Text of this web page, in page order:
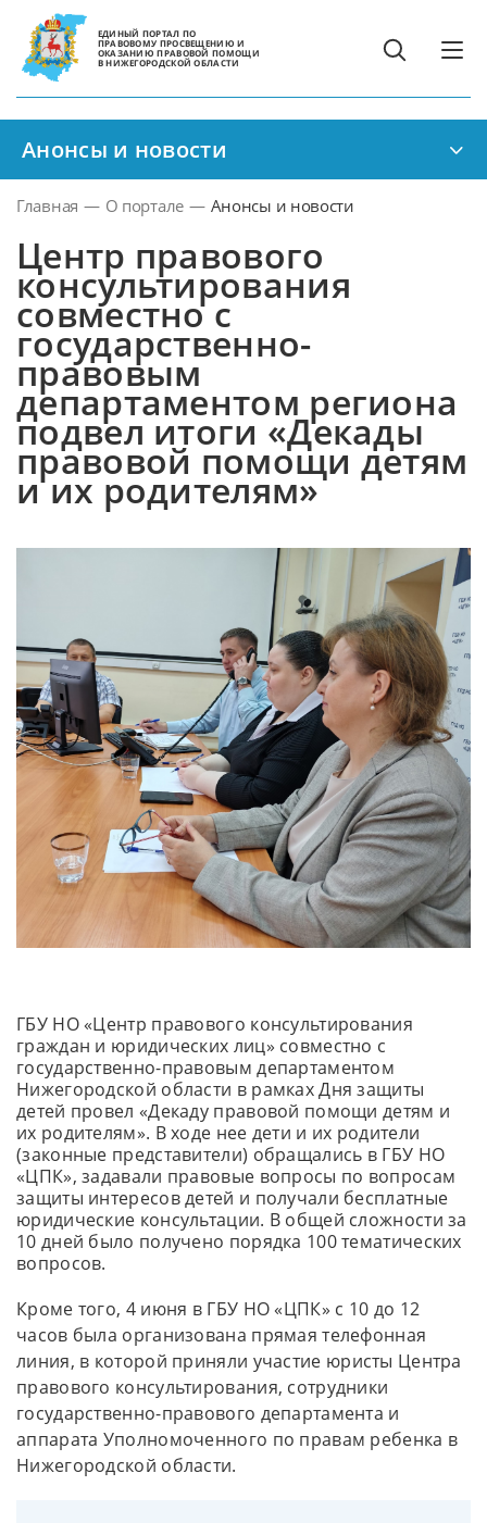
ЕДИНЫЙ ПОРТАЛ ПО
ПРАВОВОМУ ПРОСВЕЩЕНИЮ И
ОКАЗАНИЮ ПРАВОВОЙ ПОМОЩИ
В НИЖЕГОРОДСКОЙ ОБЛАСТИ
Анонсы и новости
Главная — О портале — Анонсы и новости
Центр правового
консультирования
совместно с
государственно-
правовым
департаментом региона
подвел итоги «Декады
правовой помощи детям
и их родителям»
ГБУ НО «Центр правового консультирования
граждан и юридических лиц» совместно с
государственно-правовым департаментом
Нижегородской области в рамках Дня защиты
детей провел «Декаду правовой помощи детям и
их родителям». В ходе нее дети и их родители
(законные представители) обращались в ГБУ НО
«ЦПК», задавали правовые вопросы по вопросам
защиты интересов детей и получали бесплатные
юридические консультации. В общей сложности за
10 дней было получено порядка 100 тематических
вопросов.
Кроме того, 4 июня в ГБУ НО «ЦПК» с 10 до 12
часов была организована прямая телефонная
линия, в которой приняли участие юристы Центра
правового консультирования, сотрудники
государственно-правового департамента и
аппарата Уполномоченного по правам ребенка в
Нижегородской области.